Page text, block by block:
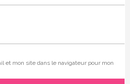
et mon site dans le navigateur pour mon